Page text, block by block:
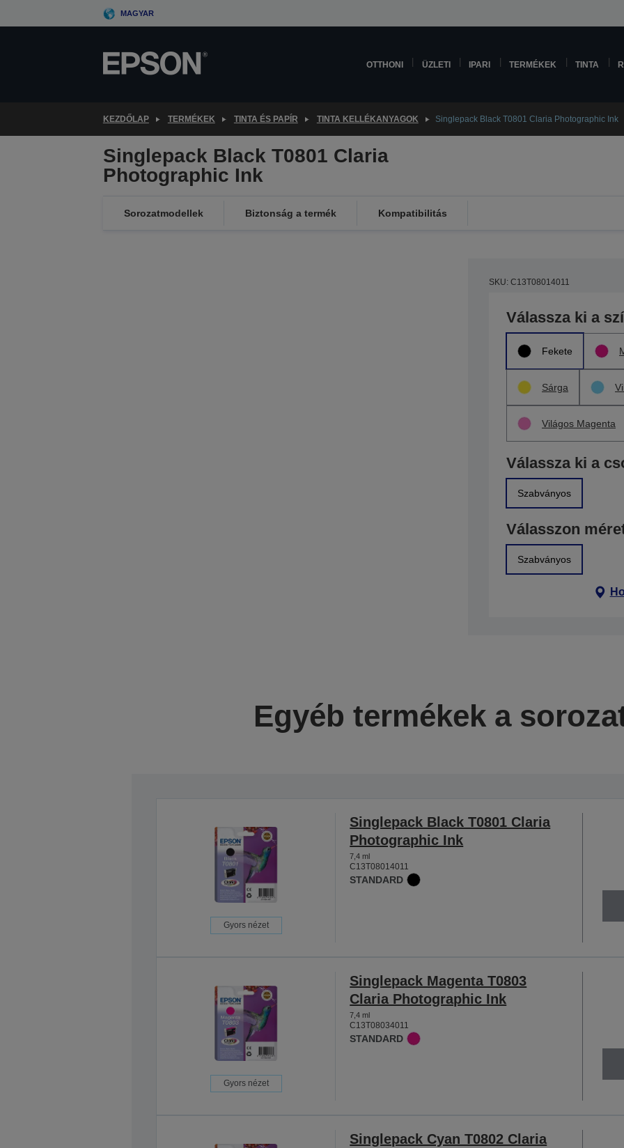
to
MAGYAR
OTTHONI ÜZLETI IPARI TERMÉKEK TINTA
KEZDŐLAP TERMÉKEK TINTA ÉS PAPÍR TINTA KELLÉKANYAGOK Singlepack Black T0801 Claria Photographic Ink
Singlepack Black T0801 Claria
Photographic Ink
Sorozatmodellek Biztonság a termék Kompatibilitás
SKU: C13T08014011
Válassza ki a
Fekete
Sárga
Világos Magenta
Válassza ki a
Szabványos
Válasszon
Szabványos
Egyéb termékek a
Gyors nézet
Singlepack Black T0801 Claria
Photographic Ink
7,4 ml
C13T08014011
STANDARD
Gyors nézet
Singlepack Magenta T0803
Claria Photographic Ink
7,4 ml
C13T08034011
STANDARD
Singlepack Cyan T0802 Claria